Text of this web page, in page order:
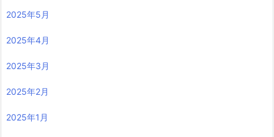
2025年5月
2025年4月
2025年3月
2025年2月
2025年1月